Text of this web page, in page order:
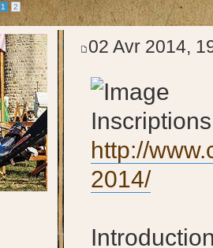
1 2
02 Avr 2014,
http://
2014/